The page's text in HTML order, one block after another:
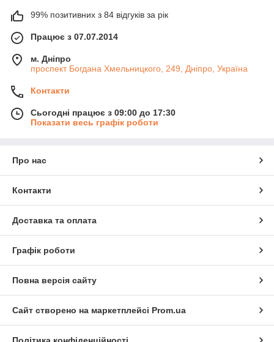
99% позитивних з 84 відгуків за рік
Працює з 07.07.2014
м. Дніпро
проспект Богдана Хмельницкого, 249, Дніпро, Україна
Контакти
Сьогодні працює з 09:00 до 17:30
Показати весь графік роботи
Про нас
Контакти
Доставка та оплата
Графік роботи
Повна версія сайту
Сайт створено на маркетплейсі Prom.ua